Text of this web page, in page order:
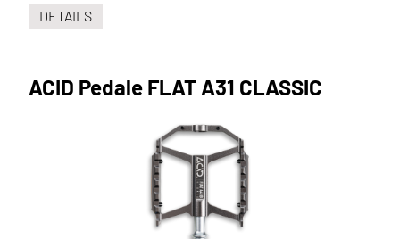
DETAILS
ACID Pedale FLAT A31 CLASSIC